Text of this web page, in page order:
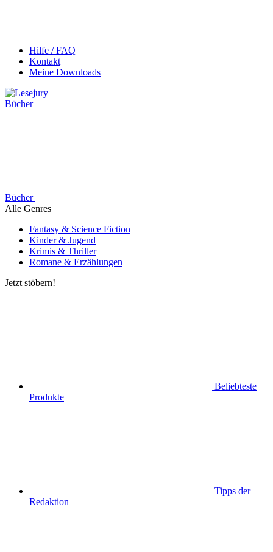
Hilfe / FAQ
Kontakt
Meine Downloads
Bücher
Bücher
Alle Genres
Fantasy & Science Fiction
Kinder & Jugend
Krimis & Thriller
Romane & Erzählungen
Jetzt stöbern!
Beliebteste
Produkte
Tipps der
Redaktion